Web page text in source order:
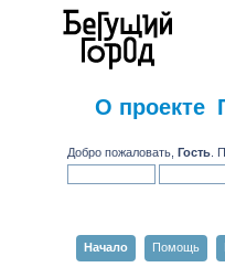
О проекте
Добро пожаловать,Гость .
Начало Помощь